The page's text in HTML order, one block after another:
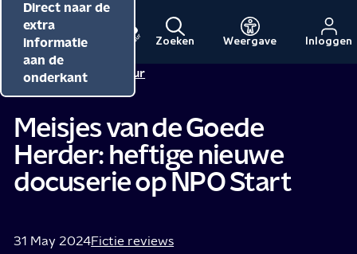
Direct naar de
inhoud
Direct naar de
hoofdnavigatie
Direct naar de
extra
informatie
aan de
onderkant
Menu
Naar
de
NPO
beginpagina
NPO
Cultuur
Zoeken Weergave Inloggen
Redactie NPO Cultuur
Meisjes van de Goede
Herder: heftige nieuwe
docuserie op NPO Start
31 May 2024Fictie reviews